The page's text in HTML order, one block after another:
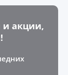
и акции,